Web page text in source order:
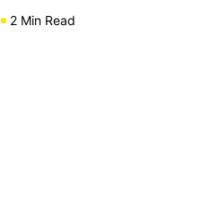
2 Min Read